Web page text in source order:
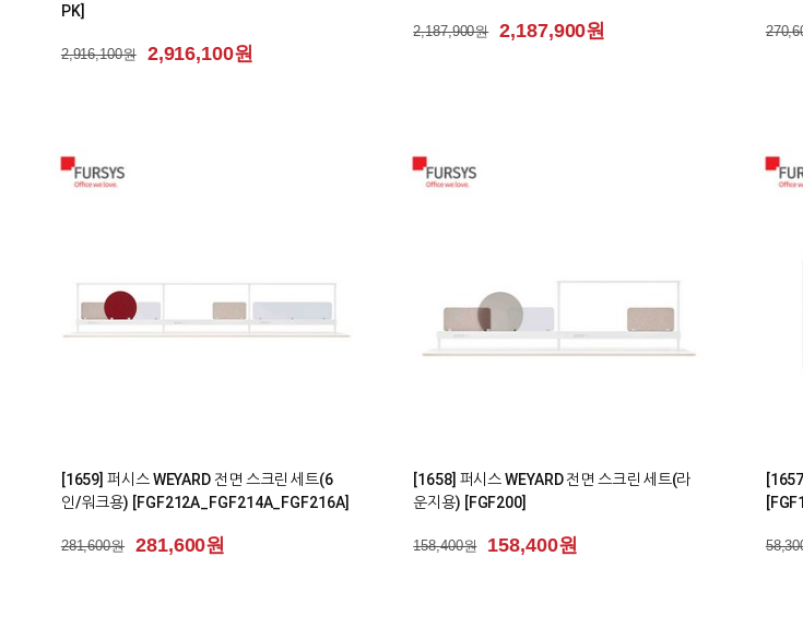
PK]
2,916,100원 2,916,100원
2,187,900원 2,187,900원
[1659] 퍼시스 WEYARD 전면 스크린 세트(6
인/워크용) [FGF212A_FGF214A_FGF216A]
281,600원 281,600원
[1658] 퍼시스 WEYARD 전면 스크린 세트(라
운지용) [FGF200]
158,400원 158,400원